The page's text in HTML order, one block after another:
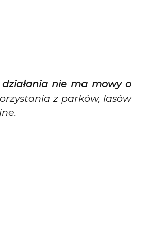
nie ma mowy o
z parków, lasów